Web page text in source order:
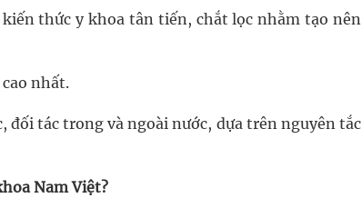
thức y khoa tân tiến, chắt lọc nhằm tạo nên
nhất.
đối tác trong và ngoài nước, dựa trên nguyên tắc
Nam Việt?